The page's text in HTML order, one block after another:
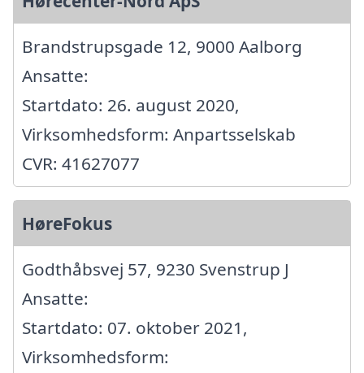
Brandstrupsgade 12, 9000 Aalborg
Ansatte:
Startdato: 26. august 2020,
Virksomhedsform: Anpartsselskab
CVR: 41627077
HøreFokus
Godthåbsvej 57, 9230 Svenstrup J
Ansatte:
Startdato: 07. oktober 2021,
Virksomhedsform: